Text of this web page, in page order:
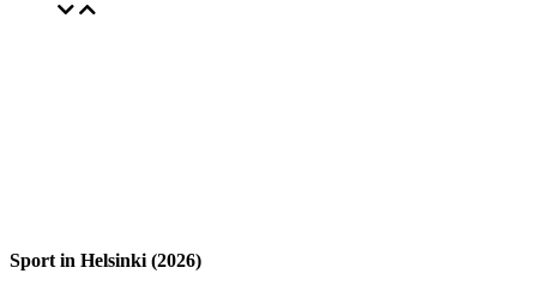
Sport in Helsinki (2026)